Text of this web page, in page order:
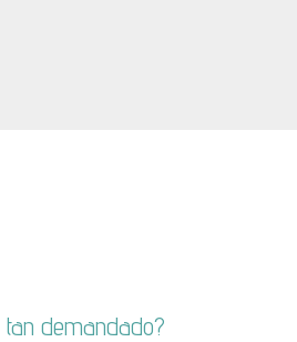
tan demandado?